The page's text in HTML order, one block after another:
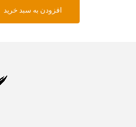
افزودن به سبد خرید